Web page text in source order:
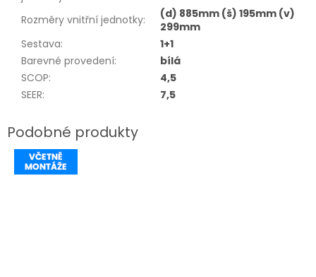
Rozměry vnitřní jednotky:
(d) 885mm (š) 195mm (v)
299mm
Sestava:
1+1
Barevné provedení:
bílá
SCOP:
4,5
SEER: 7,5